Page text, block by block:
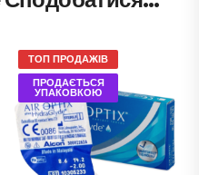
ТОП ПРОДАЖІВ
ПРОДАЄТЬСЯ
УПАКОВКОЮ